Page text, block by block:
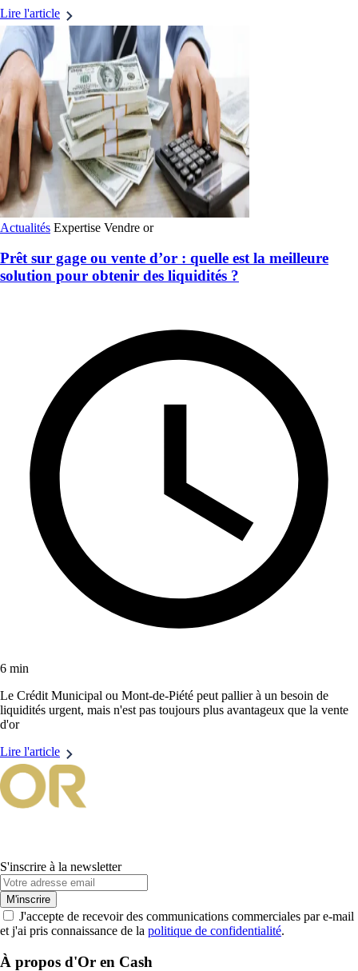
Lire l'article
Actualités Expertise Vendre or
Prêt sur gage ou vente d’or : quelle est la meilleure
solution pour obtenir des liquidités ?
6 min
Le Crédit Municipal ou Mont-de-Piété peut pallier à un besoin de
liquidités urgent, mais n'est pas toujours plus avantageux que la vente
d'or
Lire l'article
S'inscrire à la newsletter
M'inscrire
J'accepte de recevoir des communications commerciales par e-mail
et j'ai pris connaissance de la politique de confidentialité.
À propos d'Or en Cash